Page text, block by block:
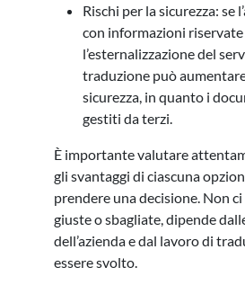
Rischi per la sicurezza: se
con informazioni
l’esternalizzazione del
traduzione può
sicurezza, in quanto i
gestiti da terzi.
È importante valutare
gli svantaggi di ciascuna
prendere una decisione. Non
giuste o sbagliate, dipende
dell’azienda e dal lavoro di
essere svolto.